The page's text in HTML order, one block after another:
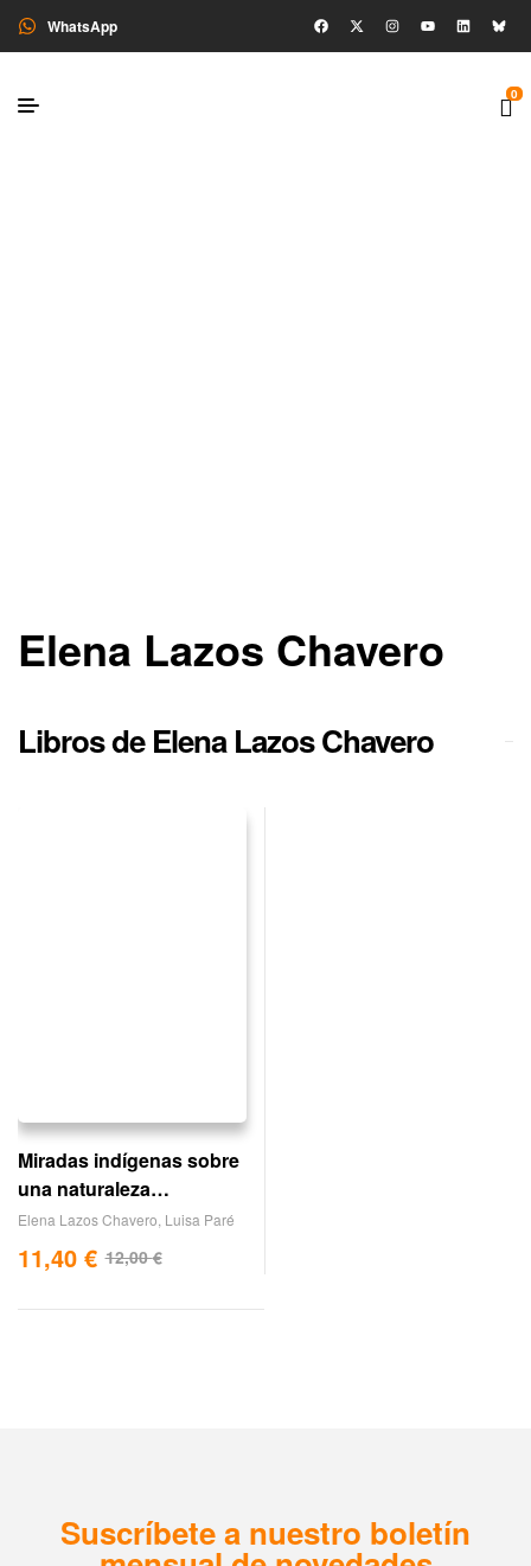
WhatsApp
0
Elena Lazos Chavero
Libros de Elena Lazos Chavero
Miradas indígenas sobre
una naturaleza
entristecida
Elena Lazos Chavero Luisa Paré
12,00€
11,40 €
Suscríbete a nuestro boletín